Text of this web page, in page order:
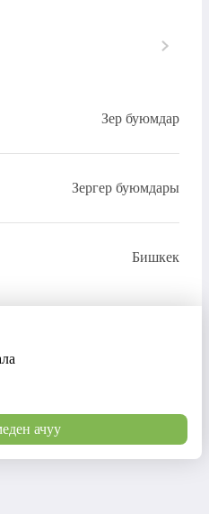
Зер буюмдар
Зергер буюмдары
Бишкек
ачуу